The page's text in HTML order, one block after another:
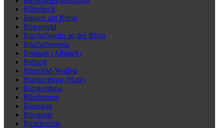
Billerbeck
Bingen am Rhein
Birkenfeld
Bischofsheim an der Rhön
Bischofswerda
Bismark (Altmark)
Bitburg
Bitterfeld-Wolfen
Blankenburg (Harz)
Blankenhain
Blaubeuren
Blaustein
Bleckede
Bleicherode